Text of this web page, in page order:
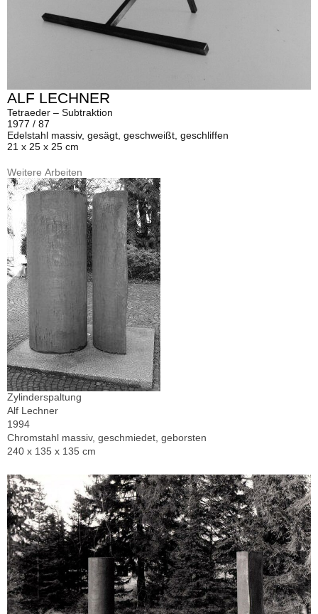
ALF LECHNER
Tetraeder – Subtraktion
1977 / 87
Edelstahl massiv, gesägt, geschweißt, geschliffen
21 x 25 x 25 cm
Weitere Arbeiten
Zylinderspaltung
Alf Lechner
1994
Chromstahl massiv, geschmiedet, geborsten
240 x 135 x 135 cm